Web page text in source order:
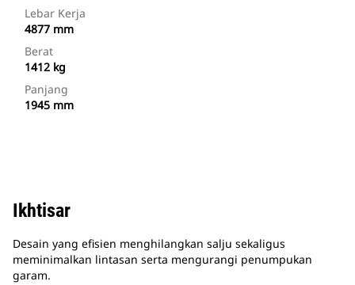
Lebar Kerja
4877 mm
Berat
1412 kg
Panjang
1945 mm
Ikhtisar
Desain yang efisien menghilangkan salju sekaligus
meminimalkan lintasan serta mengurangi penumpukan
garam.